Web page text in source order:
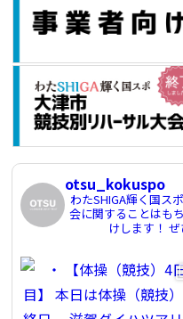
otsu_kokuspo
わたSHIGA輝く国ス
会に関することはも
けします！ ぜ